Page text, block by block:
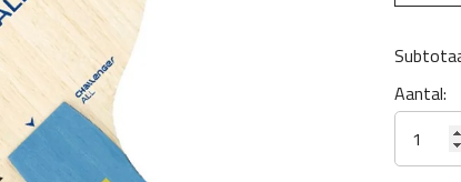
Aantal: